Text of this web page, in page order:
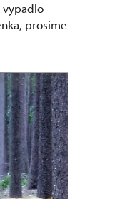
prosíme